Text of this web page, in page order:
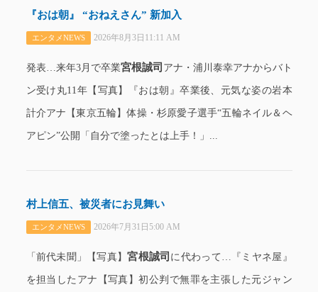
『おは朝』 “おねえさん” 新加入
エンタメNEWS 2026年8月3日11:11 AM
発表…来年3月で卒業宮根誠司 アナ・浦川泰幸アナからバト
ン受け丸11年【写真】『おは朝』卒業後、元気な姿の岩本
計介アナ【東京五輪】体操・杉原愛子選手“五輪ネイル＆ヘ
アピン”公開「自分で塗ったとは上手！」...
村上信五、被災者にお見舞い
エンタメNEWS 2026年7月31日5:00 AM
「前代未聞」【写真】宮根誠司 に代わって…『ミヤネ屋』
を担当したアナ【写真】初公判で無罪を主張した元ジャン